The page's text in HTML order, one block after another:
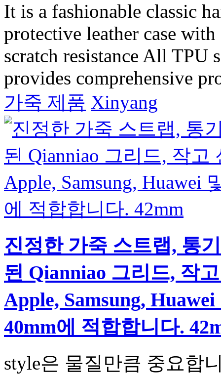
It is a fashionable classic
protective leather case
scratch resistance All TPU
provides comprehensive
가죽 제품 Xinyang
진정한 가죽 스트랩, 통
된 Qianniao 그리드, 작
Apple, Samsung,
40mm에 적합합니다.
style은 물질만큼 중요합